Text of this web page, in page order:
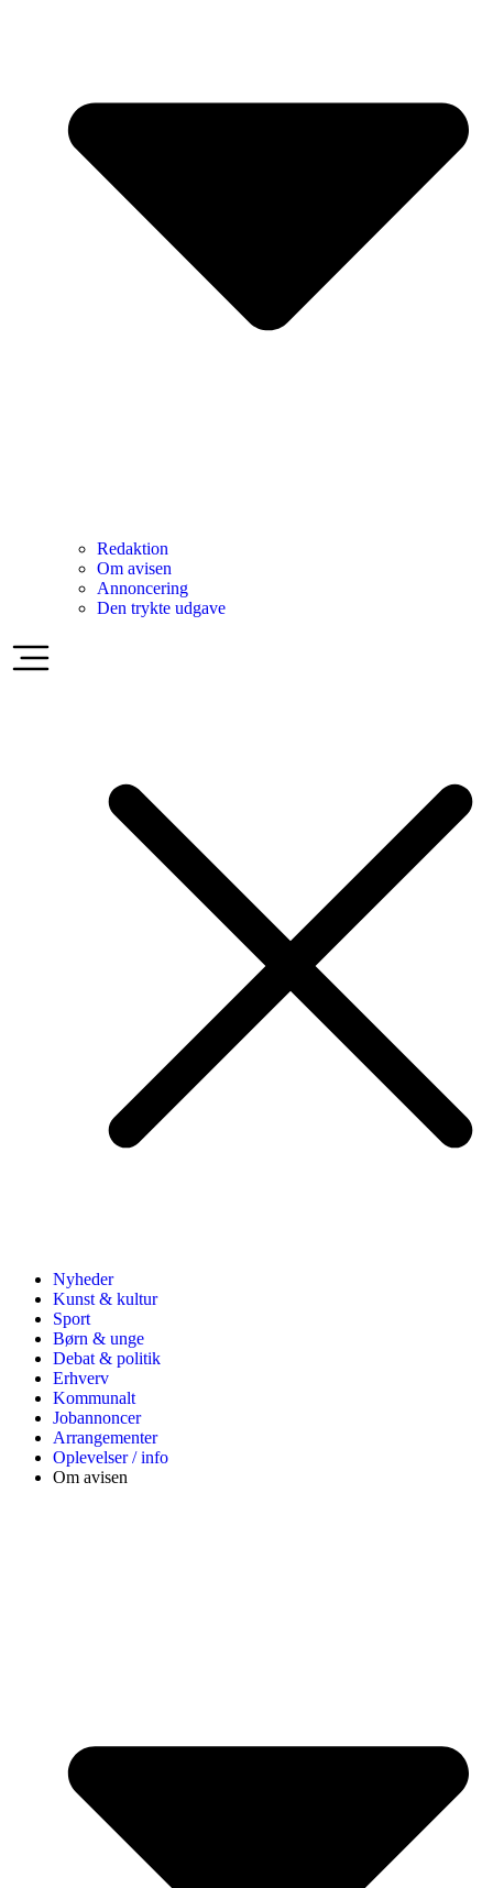
Redaktion
Om avisen
Annoncering
Den trykte udgave
Nyheder
Kunst & kultur
Sport
Børn & unge
Debat & politik
Erhverv
Kommunalt
Jobannoncer
Arrangementer
Oplevelser / info
Om avisen